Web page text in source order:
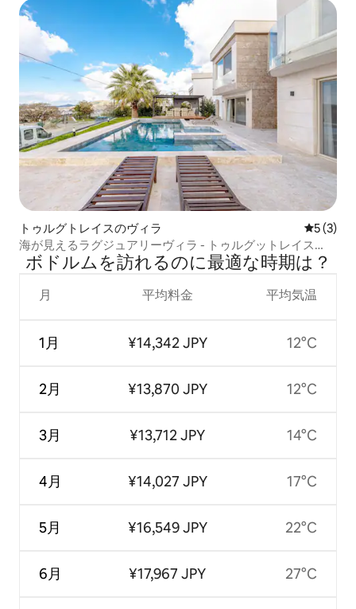
トゥルグトレイスのヴィラ レビュー
5 (3)
海が見えるラグジュアリーヴィラ - トゥルグットレイス
（ボドルム）
ボドルムを訪⁠れ⁠るの⁠に最⁠適⁠な時⁠期⁠は⁠？
月
1月
2月
3月
4月
5月
6月
平均料金
¥14,342 JPY
¥13,870 JPY
¥13,712 JPY
¥14,027 JPY
¥16,549 JPY
¥17,967 JPY
平均気温
12°C
12°C
14°C
17°C
22°C
27°C